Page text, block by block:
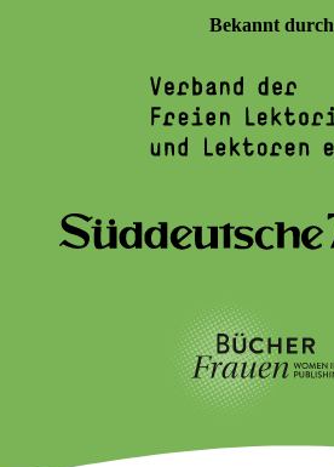
Bekannt durch